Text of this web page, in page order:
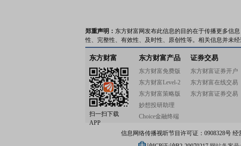
月09
扣税后
公告：
2026-05-22
新材
郑重声明： 东方财富网发布此信息的目的在于传播更多信
性、完整性、有效性、及时性、原创性等。相关信息并未
东方财富
扫一扫下载
APP
东方财富产品
东方财富免费版
东方财富Level-2
东方财富策略版
妙想投研助理
Choice金融终端
证券交易
东方财富证券开户
东方财富在线交易
东方财富证券交易
信息网络传播视听节目许可证：0908328号 经